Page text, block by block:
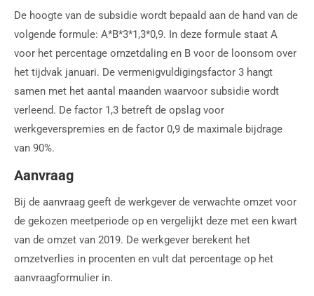
De hoogte van de subsidie wordt bepaald aan de hand van de
volgende formule: A*B*3*1,3*0,9. In deze formule staat A
voor het percentage omzetdaling en B voor de loonsom over
het tijdvak januari. De vermenigvuldigingsfactor 3 hangt
samen met het aantal maanden waarvoor subsidie wordt
verleend. De factor 1,3 betreft de opslag voor
werkgeverspremies en de factor 0,9 de maximale bijdrage
van 90%.
Aanvraag
Bij de aanvraag geeft de werkgever de verwachte omzet voor
de gekozen meetperiode op en vergelijkt deze met een kwart
van de omzet van 2019. De werkgever berekent het
omzetverlies in procenten en vult dat percentage op het
aanvraagformulier in.